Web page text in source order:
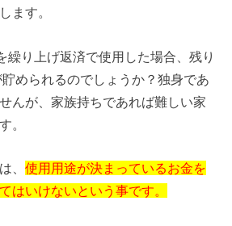
ます。
繰り上げ返済で使用した場合、残り
められるのでしょうか？独身であ
んが、家族持ちであれば難しい家
。
、使用用途が決まっているお金を
はいけないという事です。